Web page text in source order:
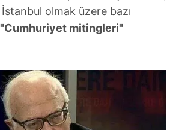
olmak üzere bazı
"Cumhuriyet mitingleri"